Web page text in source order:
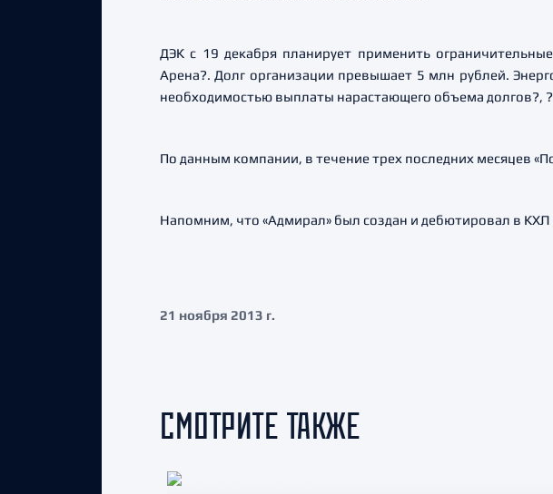
ДЭК с 19 декабря планирует применить
Арена?. Долг организации превышает 5 млн рублей.
необходимостью выплаты нарастающего объема долгов?,
По данным компании, в течение трех последних месяцев
Напомним, что «Адмирал» был создан и дебютировал в КХЛ
21 ноября 2013 г.
СМОТРИТЕ ТАКЖЕ